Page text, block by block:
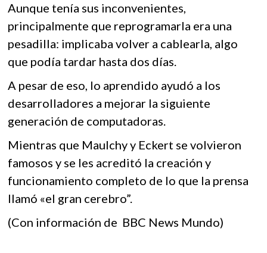
Aunque tenía sus inconvenientes,
principalmente que reprogramarla era una
pesadilla: implicaba volver a cablearla, algo
que podía tardar hasta dos días.
A pesar de eso, lo aprendido ayudó a los
desarrolladores a mejorar la siguiente
generación de computadoras.
Mientras que Maulchy y Eckert se volvieron
famosos y se les acreditó la creación y
funcionamiento completo de lo que la prensa
llamó «el gran cerebro”.
(Con información de BBC News Mundo)